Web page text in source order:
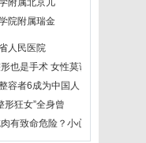
附属北京儿
院附属瑞金
人民医院
也是手术 女性莫误
容者6成为中国人
形狂女”全身曾
有致命危险？小心